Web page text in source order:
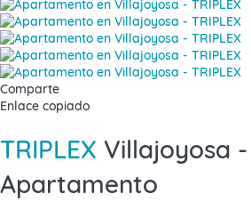
Comparte
Enlace copiado
TRIPLEX Villajoyosa -
Apartamento